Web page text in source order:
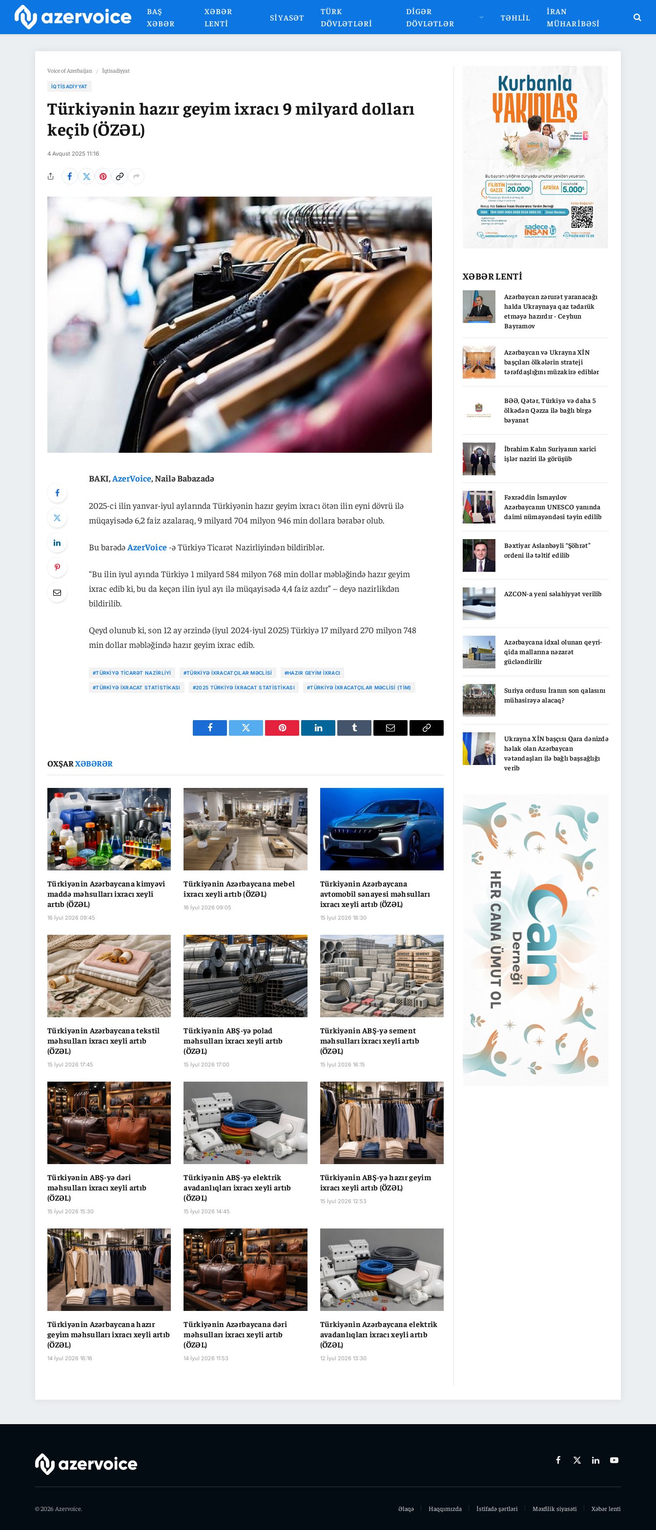
BAŞ
XƏBƏR
XƏBƏR
LENTI
SIYASƏT
TÜRK
DÖVLƏTLƏRI
DIGƏR
DÖVLƏTLƏR
TƏHLIL
İRAN
MÜHARIBƏSI
Voice of Azerbaijan / İqtisadiyyat
İQTISADIYYAT
Türkiyənin hazır geyim ixracı 9 milyard dolları
keçib (ÖZƏL)
4 Avqust 2025 11:16
BAKI,AzerVoice, Nailə Babazadə
2025-ci ilin yanvar-iyul aylarında Türkiyənin hazır geyim ixracı ötən ilin eyni dövrü ilə
müqayisədə 6,2 faiz azalaraq, 9 milyard 704 milyon 946 min dollara bərabər olub.
Bu barədəAzerVoice-ə Türkiyə Ticarət Nazirliyindən bildiriblər.
“Bu ilin iyul ayında Türkiyə 1 milyard 584 milyon 768 min dollar məbləğində hazır geyim
ixrac edib ki, bu da keçən ilin iyul ayı ilə müqayisədə 4,4 faiz azdır” – deyə nazirlikdən
bildirilib.
Qeyd olunub ki, son 12 ay ərzində (iyul 2024-iyul 2025) Türkiyə 17 milyard 270 milyon 748
min dollar məbləğində hazır geyim ixrac edib.
#TÜRKIYƏ TICARƏT NAZIRLIYI #TÜRKIYƏ İXRACATÇILAR MƏCLISI #HAZIR GEYIM IXRACI
#TÜRKIYƏ IXRACAT STATISTIKASI #2025 TÜRKIYƏ IXRACAT STATISTIKASI #TÜRKIYƏ İXRACATÇILAR MƏCLISI (TİM)
Facebook Twitter Pinterest LinkedIn Tumblr Email
Copy
OXŞARXƏBƏRƏR
Türkiyənin Azərbaycana kimyəvi
maddə məhsulları ixracı xeyli
artıb (ÖZƏL)
16 İyul 2026 09:45
Türkiyənin Azərbaycana mebel
ixracı xeyli artıb (ÖZƏL)
16 İyul 2026 09:05
Türkiyənin Azərbaycana
avtomobil sənayesi məhsulları
ixracı xeyli artıb (ÖZƏL)
15 İyul 2026 18:30
Türkiyənin Azərbaycana tekstil
məhsulları ixracı xeyli artıb
(ÖZƏL)
15 İyul 2026 17:45
Türkiyənin ABŞ-yə polad
məhsulları ixracı xeyli artıb
(ÖZƏL)
15 İyul 2026 17:00
Türkiyənin ABŞ-yə sement
məhsulları ixracı xeyli artıb
(ÖZƏL)
15 İyul 2026 16:15
Türkiyənin ABŞ-yə dəri
məhsulları ixracı xeyli artıb
(ÖZƏL)
15 İyul 2026 15:30
Türkiyənin ABŞ-yə elektrik
avadanlıqları ixracı xeyli artıb
(ÖZƏL)
15 İyul 2026 14:45
Türkiyənin ABŞ-yə hazır geyim
ixracı xeyli artıb (ÖZƏL)
15 İyul 2026 12:53
Türkiyənin Azərbaycana hazır
geyim məhsulları ixracı xeyli artıb
(ÖZƏL)
14 İyul 2026 16:16
Türkiyənin Azərbaycana dəri
məhsulları ixracı xeyli artıb
(ÖZƏL)
14 İyul 2026 11:53
Türkiyənin Azərbaycana elektrik
avadanlıqları ixracı xeyli artıb
(ÖZƏL)
12 İyul 2026 13:30
XƏBƏR LENTİ
Azərbaycan zərurət yaranacağı
halda Ukraynaya qaz tədarük
etməyə hazırdır - Ceyhun
Bayramov
Azərbaycan və Ukrayna XİN
başçıları ölkələrin strateji
tərəfdaşlığını müzakirə ediblər
BƏƏ, Qətər, Türkiyə və daha 5
ölkədən Qəzza ilə bağlı birgə
bəyanat
İbrahim Kalın Suriyanın xarici
işlər naziri ilə görüşüb
Fəxrəddin İsmayılov
Azərbaycanın UNESCO yanında
daimi nümayəndəsi təyin edilib
Bəxtiyar Aslanbəyli “Şöhrət”
ordeni ilə təltif edilib
AZCON-a yeni səlahiyyət verilib
Azərbaycana idxal olunan qeyri-
qida mallarına nəzarət
gücləndirilir
Suriya ordusu İranın son qalasını
mühasirəyə alacaq?
Ukrayna XİN başçısı Qara dənizdə
həlak olan Azərbaycan
vətəndaşları ilə bağlı başsağlığı
verib
Facebook
X
LinkedinYoutube
© 2026 Azervoice. Əlaqə Haqqımızda İstifadə şərtləri Məxfilik siyasəti Xəbər lenti